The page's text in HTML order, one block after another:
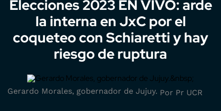
Elecciones 2023 EN VIVO: arde
la interna en JxC por el
coqueteo con Schiaretti y hay
riesgo de ruptura
Gerardo Morales, gobernador de Jujuy. Por Pr UCR